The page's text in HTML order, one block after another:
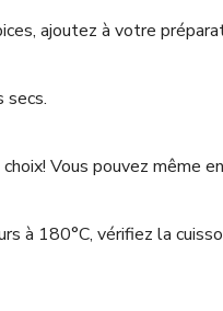
ajoutez à votre
Vous pouvez même
à 180°C, vérifiez la